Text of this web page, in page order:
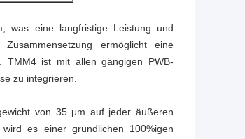
was eine langfristige Leistung und
ermöglicht eine
TMM4 ist mit allen gängigen PWB-
zu integrieren.
von 35 μm auf jeder äußeren
es einer gründlichen 100%igen